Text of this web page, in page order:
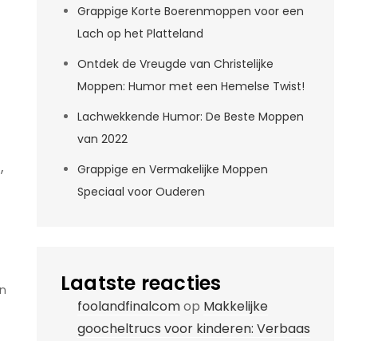
Grappige Korte Boerenmoppen voor een
Lach op het Platteland
Ontdek de Vreugde van Christelijke
Moppen: Humor met een Hemelse Twist!
Lachwekkende Humor: De Beste Moppen
van 2022
Grappige en Vermakelijke Moppen
Speciaal voor Ouderen
Laatste reacties
foolandfinalcomop Makkelijke
goocheltrucs voor kinderen: Verbaas